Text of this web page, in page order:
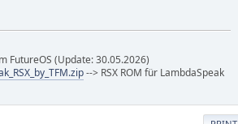
FutureOS (Update: 30.05.2026)
--> RSX ROM für LambdaSpeak